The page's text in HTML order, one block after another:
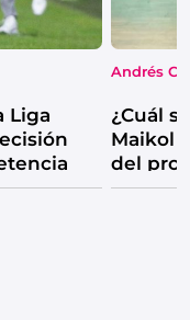
Liga
Andrés
¿Cuál
Maikol
del